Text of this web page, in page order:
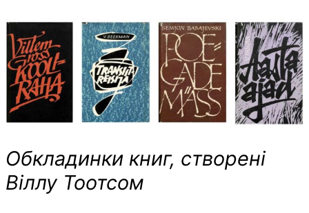
Обкладинки книг, створені
Віллу Тоотсом